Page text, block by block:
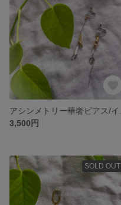
3,500円
SOLD OUT